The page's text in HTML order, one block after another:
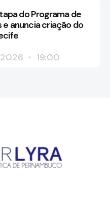
do Programa de
anuncia criação do
19:00